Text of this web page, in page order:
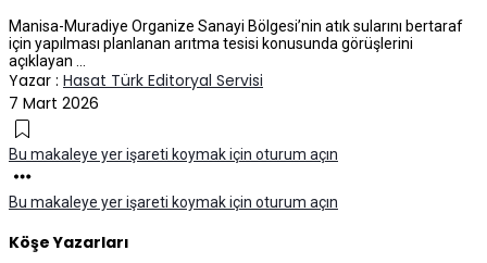
Manisa-Muradiye Organize Sanayi Bölgesi’nin atık sularını bertaraf
için yapılması planlanan arıtma tesisi konusunda görüşlerini
açıklayan ...
Yazar : Hasat Türk Editoryal Servisi
7 Mart 2026
Bu makaleye yer işareti koymak için oturum açın
Bu makaleye yer işareti koymak için oturum açın
Köşe Yazarları